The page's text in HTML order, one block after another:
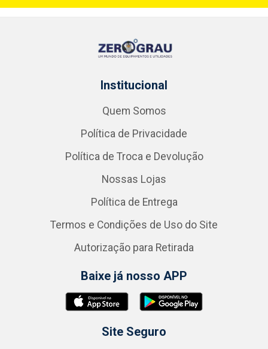
Institucional
Quem Somos
Política de Privacidade
Política de Troca e Devolução
Nossas Lojas
Política de Entrega
Termos e Condições de Uso do Site
Autorização para Retirada
Baixe já nosso APP
Site Seguro